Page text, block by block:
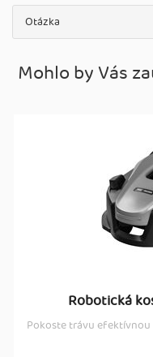
Otázka
Mohlo by Vás
Robotická
Pokoste trávu efektívnou